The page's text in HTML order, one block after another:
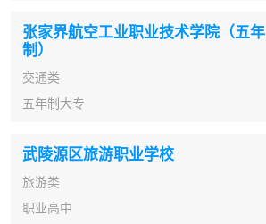
张家界航空工业职业技术学院（五年
制）
交通类
五年制大专
武陵源区旅游职业学校
旅游类
职业高中